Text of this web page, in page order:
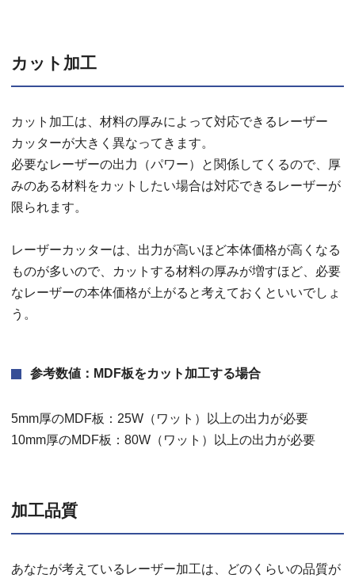
カット加工
カット加工は、材料の厚みによって対応できるレーザー
カッターが大きく異なってきます。
必要なレーザーの出力（パワー）と関係してくるので、厚
みのある材料をカットしたい場合は対応できるレーザーが
限られます。
レーザーカッターは、出力が高いほど本体価格が高くなる
ものが多いので、カットする材料の厚みが増すほど、必要
なレーザーの本体価格が上がると考えておくといいでしょ
う。
参考数値：MDF板をカット加工する場合
5mm厚のMDF板：25W（ワット）以上の出力が必要
10mm厚のMDF板：80W（ワット）以上の出力が必要
加工品質
あなたが考えているレーザー加工は、どのくらいの品質が